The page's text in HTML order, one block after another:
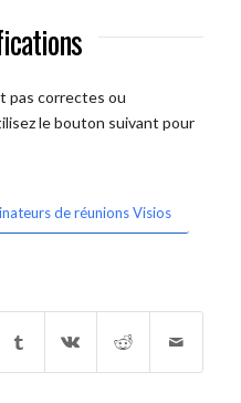
pas correctes ou
le bouton suivant pour
de réunions Visios